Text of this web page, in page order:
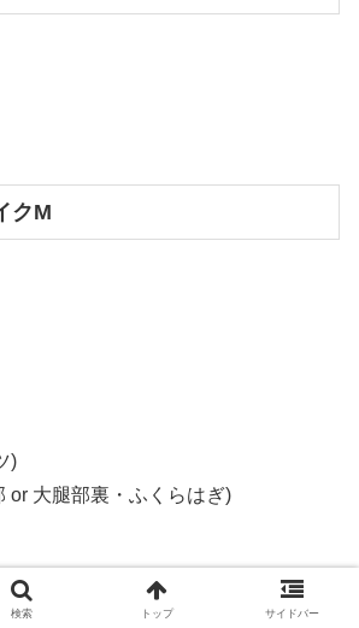
クM
)
or 大腿部裏・ふくらはぎ)
検索 トップ サイドバー